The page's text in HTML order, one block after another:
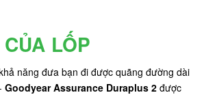
LỐP
năng đưa bạn đi được quãng đường dài
Goodyear Assurance Duraplus 2 được